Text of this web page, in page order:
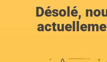
Désolé,